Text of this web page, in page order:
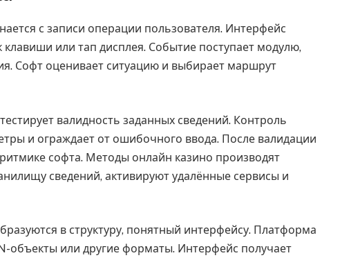
с записи операции пользователя. Интерфейс
или тап дисплея. Событие поступает модулю,
Софт оценивает ситуацию и выбирает маршрут
валидность заданных сведений. Контроль
и ограждает от ошибочного ввода. После валидации
софта. Методы онлайн казино производят
сведений, активируют удалённые сервисы и
в структуру, понятный интерфейсу. Платформа
объекты или другие форматы. Интерфейс получает